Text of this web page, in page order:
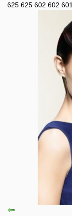
625 625 602 602 601